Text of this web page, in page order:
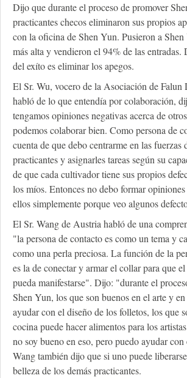
Dijo que durante el proceso de promover
practicantes checos eliminaron sus propios
con la oficina de Shen Yun. Pusieron a
más alta y vendieron el 94% de las entradas.
del exíto es eliminar los apegos.
El Sr. Wu, vocero de la Asociación de Falun
habló de lo que entendía por colaboración,
tengamos opiniones negativas acerca de
podemos colaborar bien. Como persona de
cuenta de que debo centrarme en las fuerzas
practicantes y asignarles tareas según su
de que cada cultivador tiene sus propios
los míos. Entonces no debo formar
ellos simplemente porque veo algunos
El Sr. Wang de Austria habló de una
"la persona de contacto es como un tema y
como una perla preciosa. La función de la
es la de conectar y armar el collar para que
pueda manifestarse". Dijo: "durante el
Shen Yun, los que son buenos en el arte y
ayudar con el diseño de los folletos, los que
cocina puede hacer alimentos para los
no soy bueno en eso, pero puedo ayudar
Wang también dijo que si uno puede
belleza de los demás practicantes.